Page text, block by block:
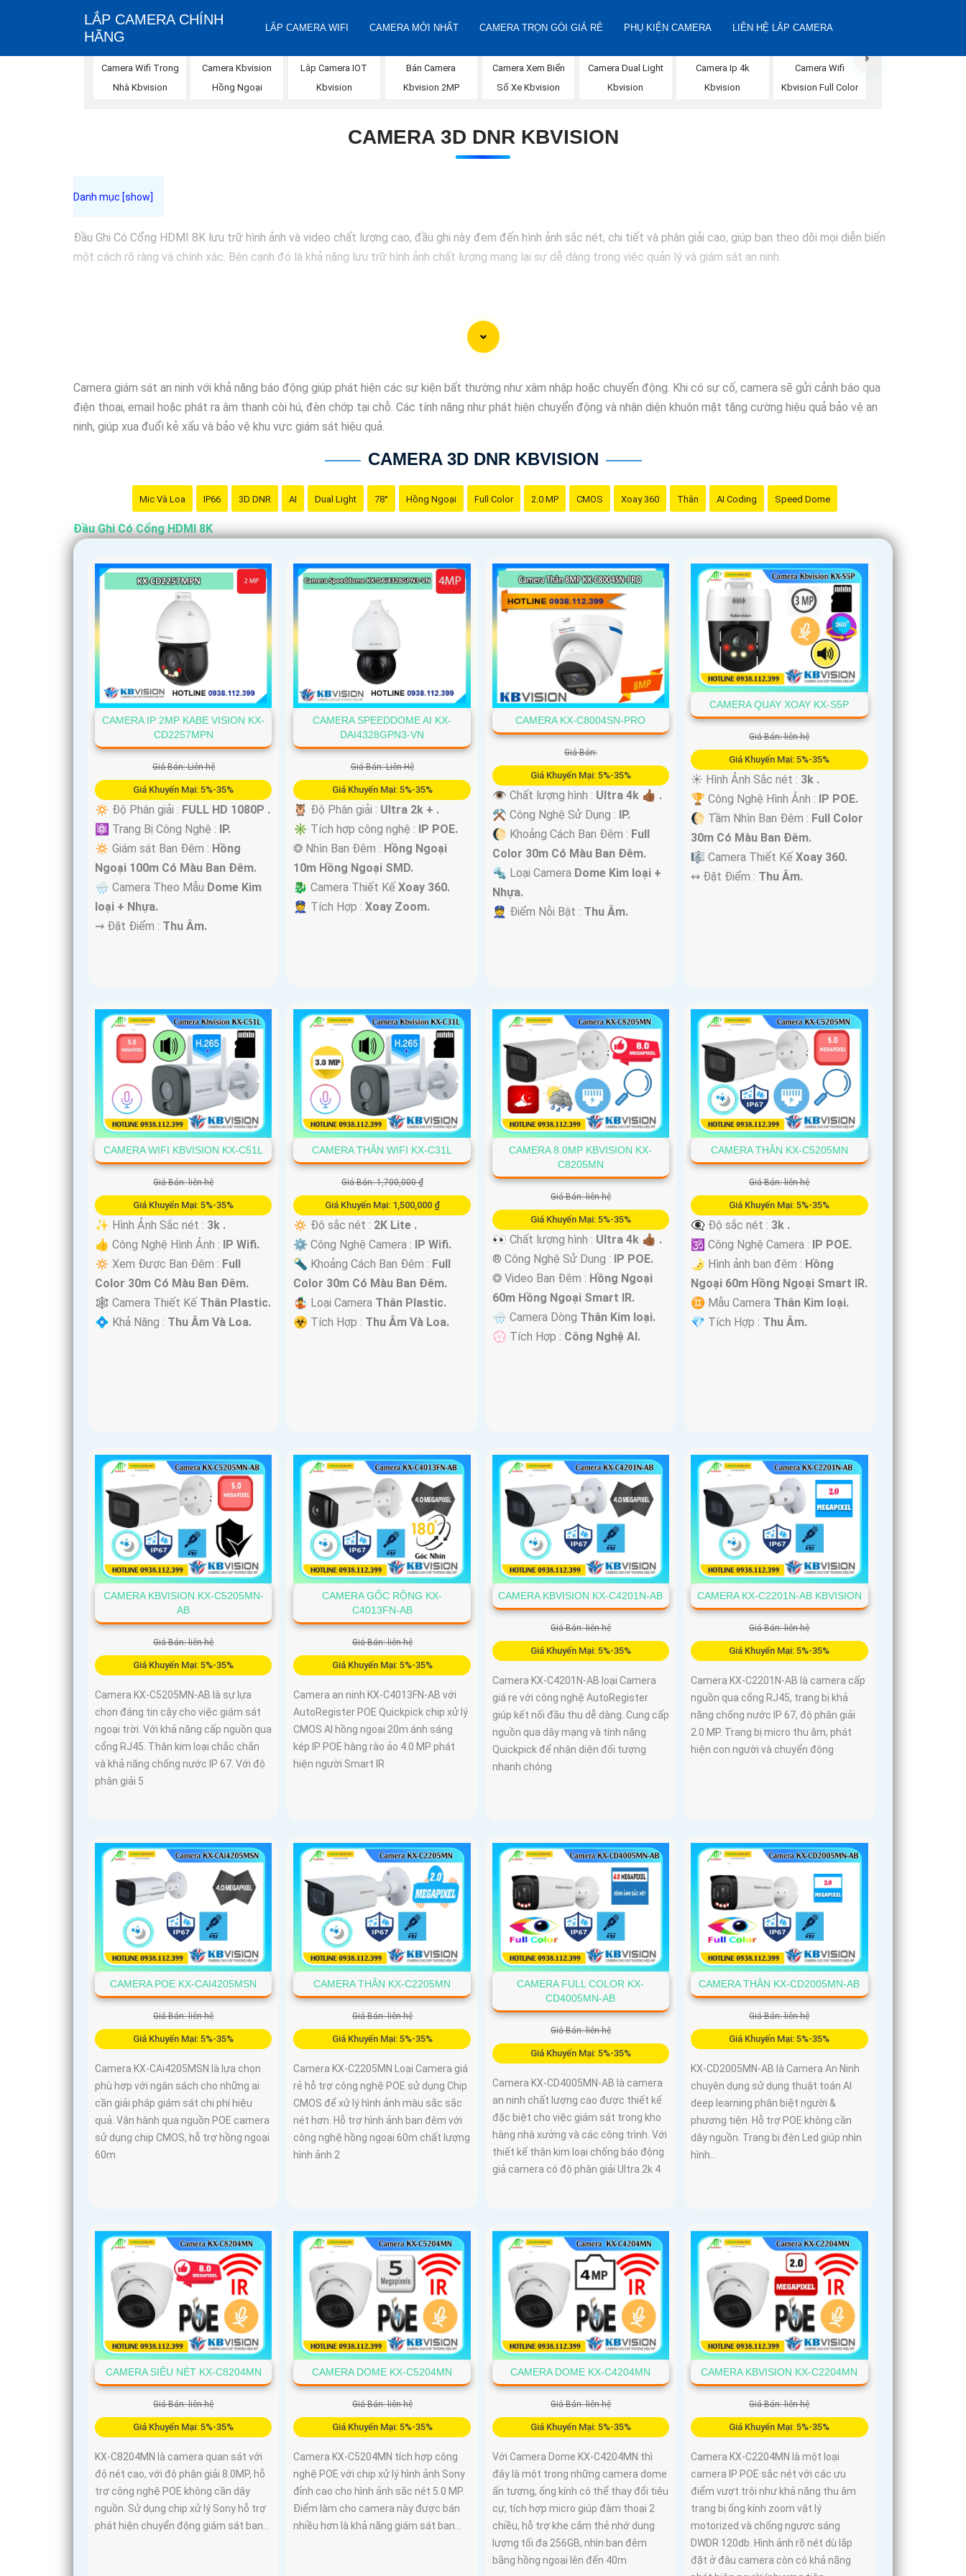
LẮP CAMERA CHÍNH
HÃNG
LẮP CAMERA WIFI CAMERA MỚI NHẤT CAMERA TRỌN GÓI GIÁ RẺ PHỤ KIỆN CAMERA LIÊN HỆ LẮP CAMERA
Camera Wifi Trong
Nhà Kbvision
Camera Kbvision
Hồng Ngoại
Lắp Camera IOT
Kbvision
Bán Camera
Kbvision 2MP
Camera Xem Biển
Số Xe Kbvision
Camera Dual Light
Kbvision
Camera Ip 4k
Kbvision
Camera Wifi
Kbvision Full Color
CAMERA 3D DNR KBVISION
Đầu Ghi Có Cổng HDMI 8K lưu trữ hình ảnh và video chất lượng cao, đầu ghi này đem đến hình ảnh sắc nét, chi tiết và phân giải cao, giúp bạn theo dõi mọi diễn biến
một cách rõ ràng và chính xác. Bên cạnh đó là khả năng lưu trữ hình ảnh chất lượng mang lại sự dễ dàng trong việc quản lý và giám sát an ninh.
Camera giám sát an ninh với khả năng báo động giúp phát hiện các sự kiện bất thường như xâm nhập hoặc chuyển động. Khi có sự cố, camera sẽ gửi cảnh báo qua
điện thoại, email hoặc phát ra âm thanh còi hú, đèn chớp tại chỗ. Các tính năng như phát hiện chuyển động và nhận diện khuôn mặt tăng cường hiệu quả bảo vệ an
ninh, giúp xua đuổi kẻ xấu và bảo vệ khu vực giám sát hiệu quả.
CAMERA 3D DNR KBVISION
Mic Và Loa IP66 3D DNR AI Dual Light 78° Hồng Ngoại Full Color 2.0 MP CMOS Xoay 360 Thân AI Coding Speed Dome
Đầu Ghi Có Cổng HDMI 8K
CAMERA IP 2MP KABE VISION KX-
CD2257MPN
Giá Bán: Liên hệ
Giá Khuyến Mại: 5%-35%
🔅 Độ Phân giải : FULL HD 1080P .
⚛️ Trang Bị Công Nghệ : IP.
🔅 Giám sát Ban Đêm : Hồng
Ngoại 100m Có Màu Ban Ðêm.
🌧️ Camera Theo Mẫu Dome Kim
loại + Nhựa.
️⇝ Đặt Điểm : Thu Âm.
CAMERA SPEEDDOME AI KX-
DAI4328GPN3-VN
Giá Bán: Liên Hệ
Giá Khuyến Mại: 5%-35%
🦉 Độ Phân giải : Ultra 2k + .
✳️ Tích hợp công nghệ : IP POE.
❂ Nhìn Ban Đêm : Hồng Ngoại
10m Hồng Ngoại SMD.
🐉️ Camera Thiết KếXoay 360.
️👮 Tích Hợp :Xoay Zoom.
CAMERA KX-C8004SN-PRO
Giá Bán:
Giá Khuyến Mại: 5%-35%
👁 Chất lượng hình : Ultra 4k 👍🏾 .
⚒ Công Nghệ Sử Dụng : IP.
🌔 Khoảng Cách Ban Đêm : Full
Color 30m Có Màu Ban Ðêm.
🔩 Loại Camera Dome Kim loại +
Nhựa.
️👮 Điểm Nỗi Bật : Thu Âm.
CAMERA QUAY XOAY KX-S5P
Giá Bán: liên hệ
Giá Khuyến Mại: 5%-35%
☀️ Hình Ảnh Sắc nét : 3k .
🏆 Công Nghệ Hình Ảnh : IP POE.
🌔 Tầm Nhìn Ban Đêm : Full Color
30m Có Màu Ban Ðêm.
🎼️ Camera Thiết KếXoay 360.
️↭ Đặt Điểm : Thu Âm.
CAMERA WIFI KBVISION KX-C51L
Giá Bán: liên hệ
Giá Khuyến Mại: 5%-35%
✨ Hình Ảnh Sắc nét : 3k .
👍 Công Nghệ Hình Ảnh : IP Wifi.
🔅 Xem Được Ban Đêm : Full
Color 30m Có Màu Ban Ðêm.
🕸️ Camera Thiết Kế Thân Plastic.
️💠 Khả Năng : Thu Âm Và Loa.
CAMERA THÂN WIFI KX-C31L
Giá Bán: 1,700,000 ₫
Giá Khuyến Mại: 1,500,000 ₫
🔅 Độ sắc nét : 2K Lite .
⚙ Công Nghệ Camera : IP Wifi.
🔦 Khoảng Cách Ban Đêm : Full
Color 30m Có Màu Ban Ðêm.
🤹 Loại Camera Thân Plastic.
️☣️ Tích Hợp : Thu Âm Và Loa.
CAMERA 8.0MP KBVISION KX-
C8205MN
Giá Bán: liên hệ
Giá Khuyến Mại: 5%-35%
👀 Chất lượng hình : Ultra 4k 👍🏾 .
®️ Công Nghệ Sử Dụng : IP POE.
❂ Video Ban Đêm : Hồng Ngoại
60m Hồng Ngoại Smart IR.
🌧️ Camera Dòng Thân Kim loại.
️💮 Tích Hợp : Công Nghệ AI.
CAMERA THÂN KX-C5205MN
Giá Bán: liên hệ
Giá Khuyến Mại: 5%-35%
👁️‍🗨 Độ sắc nét : 3k .
🕉️ Công Nghệ Camera : IP POE.
🌛 Hình ảnh ban đêm : Hồng
Ngoại 60m Hồng Ngoại Smart IR.
♊ Mẫu Camera Thân Kim loại.
️💎 Tích Hợp : Thu Âm.
CAMERA KBVISION KX-C5205MN-
AB
Giá Bán: liên hệ
Giá Khuyến Mại: 5%-35%
Camera KX-C5205MN-AB là sự lựa
chọn đáng tin cậy cho việc giám sát
ngoại trời. Với khả năng cấp nguồn qua
cổng RJ45. Thân kim loại chắc chắn
và khả năng chống nước IP 67. Với độ
phân giải 5
CAMERA GỐC RỘNG KX-
C4013FN-AB
Giá Bán: liên hệ
Giá Khuyến Mại: 5%-35%
Camera an ninh KX-C4013FN-AB với
AutoRegister POE Quickpick chip xử lý
CMOS AI hồng ngoại 20m ánh sáng
kép IP POE hàng rào ảo 4.0 MP phát
hiện người Smart IR
CAMERA KBVISION KX-C4201N-AB
Giá Bán: liên hệ
Giá Khuyến Mại: 5%-35%
Camera KX-C4201N-AB loại Camera
giá re với công nghệ AutoRegister
giúp kết nối đầu thu dễ dàng. Cung cấp
nguồn qua dây mạng và tính năng
Quickpick để nhận diện đối tượng
nhanh chóng
CAMERA KX-C2201N-AB KBVISION
Giá Bán: liên hệ
Giá Khuyến Mại: 5%-35%
Camera KX-C2201N-AB là camera cấp
nguồn qua cổng RJ45, trang bị khả
năng chống nước IP 67, độ phân giải
2.0 MP. Trang bị micro thu âm, phát
hiện con người và chuyển động
CAMERA POE KX-CAI4205MSN
Giá Bán: liên hệ
Giá Khuyến Mại: 5%-35%
Camera KX-CAi4205MSN là lựa chọn
phù hợp với ngân sách cho những ai
cần giải pháp giám sát chi phí hiệu
quả. Vận hành qua nguồn POE camera
sử dụng chip CMOS, hỗ trợ hồng ngoại
60m
CAMERA THÂN KX-C2205MN
Giá Bán: liên hệ
Giá Khuyến Mại: 5%-35%
Camera KX-C2205MN Loại Camera giá
rẻ hỗ trợ công nghệ POE sử dụng Chip
CMOS để xử lý hình ảnh màu sắc sắc
nét hơn. Hỗ trợ hình ảnh ban đêm với
công nghệ hồng ngoại 60m chất lượng
hình ảnh 2
CAMERA FULL COLOR KX-
CD4005MN-AB
Giá Bán: liên hệ
Giá Khuyến Mại: 5%-35%
Camera KX-CD4005MN-AB là camera
an ninh chất lượng cao được thiết kế
đặc biệt cho việc giám sát trong kho
hàng nhà xưởng và các công trình. Với
thiết kế thân kim loại chống báo động
giả camera có độ phân giải Ultra 2k 4
CAMERA THÂN KX-CD2005MN-AB
Giá Bán: liên hệ
Giá Khuyến Mại: 5%-35%
KX-CD2005MN-AB là Camera An Ninh
chuyên dụng sử dụng thuật toán AI
deep learning phân biệt người &
phương tiện. Hỗ trợ POE không cần
dây nguồn. Trang bị đèn Led giúp nhìn
hình...
CAMERA SIÊU NÉT KX-C8204MN
Giá Bán: liên hệ
Giá Khuyến Mại: 5%-35%
KX-C8204MN là camera quan sát với
độ nét cao, với độ phân giải 8.0MP, hỗ
trợ công nghệ POE không cần dây
nguồn. Sử dụng chip xử lý Sony hỗ trợ
phát hiện chuyển động giám sát ban...
CAMERA DOME KX-C5204MN
Giá Bán: liên hệ
Giá Khuyến Mại: 5%-35%
Camera KX-C5204MN tích hợp công
nghệ POE với chip xử lý hình ảnh Sony
đỉnh cao cho hình ảnh sắc nét 5.0 MP.
Điểm làm cho camera này được bán
nhiều hơn là khả năng giám sát ban...
CAMERA DOME KX-C4204MN
Giá Bán: liên hệ
Giá Khuyến Mại: 5%-35%
Với Camera Dome KX-C4204MN thì
đây là một trong những camera dome
ấn tượng, ống kính có thể thay đổi tiêu
cự, tích hợp micro giúp đàm thoại 2
chiều, hỗ trợ khe cắm thẻ nhớ dung
lượng tối đa 256GB, nhìn ban đêm
bằng hồng ngoại lên đến 40m
CAMERA KBVISION KX-C2204MN
Giá Bán: liên hệ
Giá Khuyến Mại: 5%-35%
Camera KX-C2204MN là một loại
camera IP POE sắc nét với các ưu
điểm vượt trội như khả năng thu âm
trang bị ống kính zoom vật lý
motorized và chống ngược sáng
DWDR 120db. Hình ảnh rõ nét dù lắp
đặt ở đâu camera còn có khả năng